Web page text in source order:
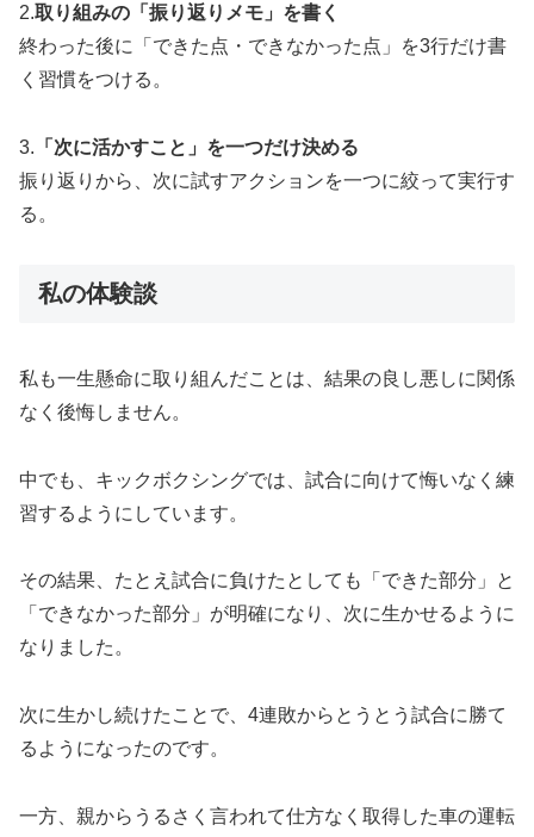
2.取り組みの「振り返りメモ」を書く
終わった後に「できた点・できなかった点」を3行だけ書
く習慣をつける。
3. 「次に活かすこと」を一つだけ決める
振り返りから、次に試すアクションを一つに絞って実行す
る。
私の体験談
私も一生懸命に取り組んだことは、結果の良し悪しに関係
なく後悔しません。
中でも、キックボクシングでは、試合に向けて悔いなく練
習するようにしています。
その結果、たとえ試合に負けたとしても「できた部分」と
「できなかった部分」が明確になり、次に生かせるように
なりました。
次に生かし続けたことで、4連敗からとうとう試合に勝て
るようになったのです。
一方、親からうるさく言われて仕方なく取得した車の運転